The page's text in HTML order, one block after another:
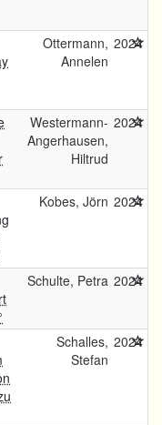
Ottermann,
Annelen
2024
Westermann-
Angerhausen,
Hiltrud
2024
Kobes, Jörn 2024
Schulte, Petra 2024
Schalles,
Stefan
2024